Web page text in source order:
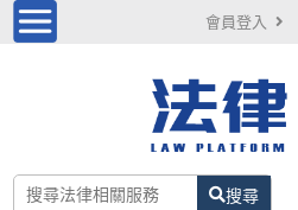
會員登入
搜尋